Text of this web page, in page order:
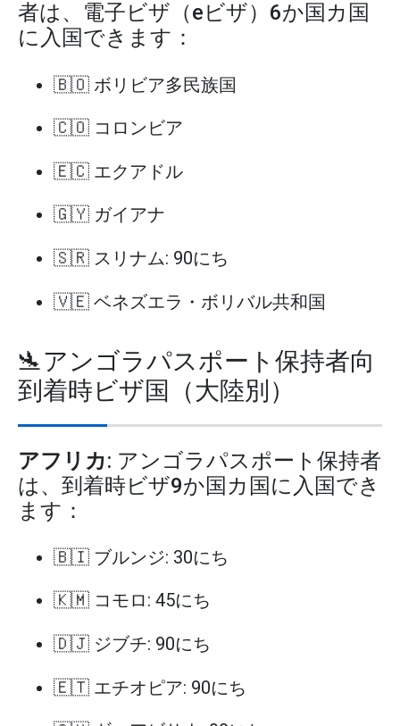
者は、電子ビザ（eビザ）6か国カ国
に入国できます：
🇧🇴 ボリビア多民族国
🇨🇴 コロンビア
🇪🇨 エクアドル
🇬🇾 ガイアナ
🇸🇷 スリナム: 90にち
🇻🇪 ベネズエラ・ボリバル共和国
🛬アンゴラパスポート保持者向
到着時ビザ国（大陸別）
アフリカ: アンゴラパスポート保持者
は、到着時ビザ9か国カ国に入国でき
ます：
🇧🇮 ブルンジ: 30にち
🇰🇲 コモロ: 45にち
🇩🇯 ジブチ: 90にち
🇪🇹 エチオピア: 90にち